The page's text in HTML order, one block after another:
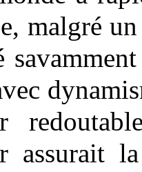
malgré
assurait